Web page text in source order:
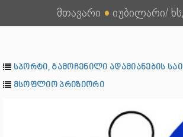
მთავარი ● იუბილარი/
სპორტი, გამოჩენილი ადამიანების
მსოფლიო პრიზიორი